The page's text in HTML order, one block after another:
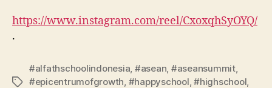
https://www.instagram.com/reel/CxoxqhSyOYQ/
.
#alfathschoolindonesia #asean #aseansummit,
#epicentrumofgrowth #happyschool ,#highschool